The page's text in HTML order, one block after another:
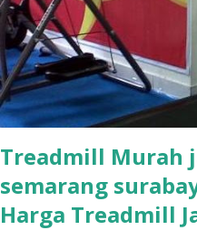
Treadmill Murah
semarang
Harga Treadmill